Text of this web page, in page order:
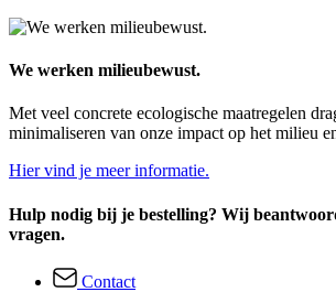
We werken milieubewust.
Met veel concrete ecologische maatregelen
minimaliseren van onze impact op het milieu
Hier vind je meer informatie.
Hulp nodig bij je bestelling? Wij
vragen.
Contact